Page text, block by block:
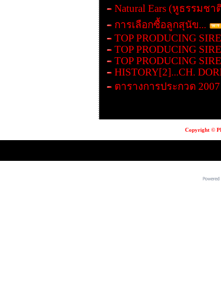
Natural Ears (หูธรรมชา
การเลือกซื้อลูกสุนัข...
TOP PRODUCING
TOP PRODUCING
TOP PRODUCING
HISTORY[2]...CH.
ตารางการประกวด 2007
Copyright ©